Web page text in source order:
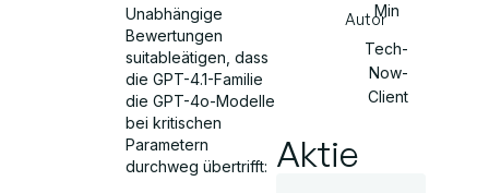
Unabhängige
Bewertungen
suitableätigen, dass
die GPT-4.1-Familie
die GPT-4o-Modelle
bei kritischen
Parametern
durchweg übertrifft:
AutorMin
Tech-
Now-
Client
Aktie